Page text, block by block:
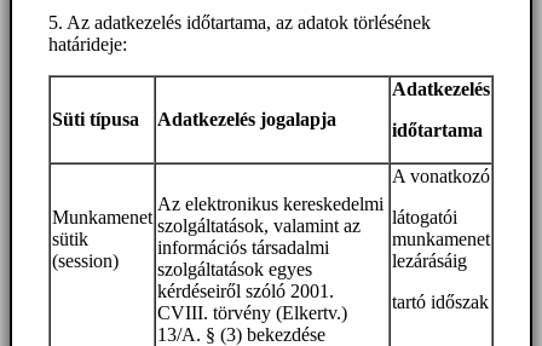
5. Az adatkezelés időtartama, az adatok törlésének
határideje:
Süti típusa Adatkezelés jogalapja
Adatkezelés
időtartama
Munkamenet
sütik
(session)
Az elektronikus kereskedelmi
szolgáltatások, valamint az
információs társadalmi
szolgáltatások egyes
kérdéseiről szóló 2001.
CVIII. törvény (Elkertv.)
13/A. § (3) bekezdése
A vonatkozó
látogatói
munkamenet
lezárásáig
tartó időszak